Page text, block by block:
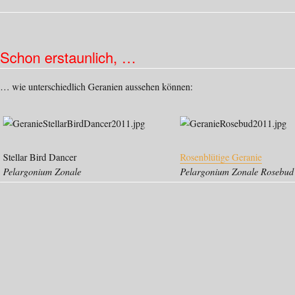
Schon erstaunlich, …
… wie unterschiedlich Geranien aussehen können:
Stellar Bird Dancer
Pelargonium Zonale
Rosenblütige Geranie
Pelargonium Zonale Rosebud